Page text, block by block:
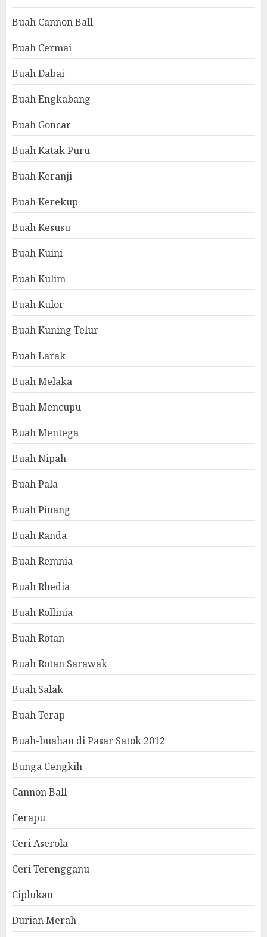
Buah Cannon Ball
Buah Cermai
Buah Dabai
Buah Engkabang
Buah Goncar
Buah Katak Puru
Buah Keranji
Buah Kerekup
Buah Kesusu
Buah Kuini
Buah Kulim
Buah Kulor
Buah Kuning Telur
Buah Larak
Buah Melaka
Buah Mencupu
Buah Mentega
Buah Nipah
Buah Pala
Buah Pinang
Buah Randa
Buah Remnia
Buah Rhedia
Buah Rollinia
Buah Rotan
Buah Rotan Sarawak
Buah Salak
Buah Terap
Buah-buahan di Pasar Satok 2012
Bunga Cengkih
Cannon Ball
Cerapu
Ceri Aserola
Ceri Terengganu
Ciplukan
Durian Merah